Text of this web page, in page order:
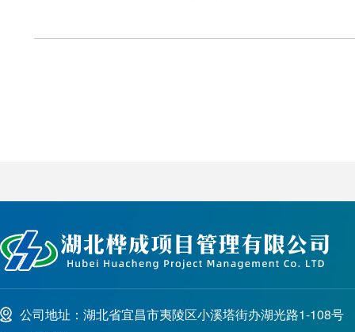
公司地址：湖北省宜昌市夷陵区小溪塔街办湖光路1-108号